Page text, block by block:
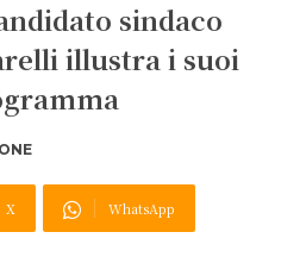
sindaco
illustra i suoi
X WhatsApp